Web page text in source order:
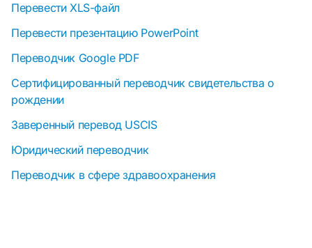
Перевести XLS-файл
Перевести презентацию PowerPoint
Переводчик Google PDF
Сертифицированный переводчик свидетельства о
рождении
Заверенный перевод USCIS
Юридический переводчик
Переводчик в сфере здравоохранения